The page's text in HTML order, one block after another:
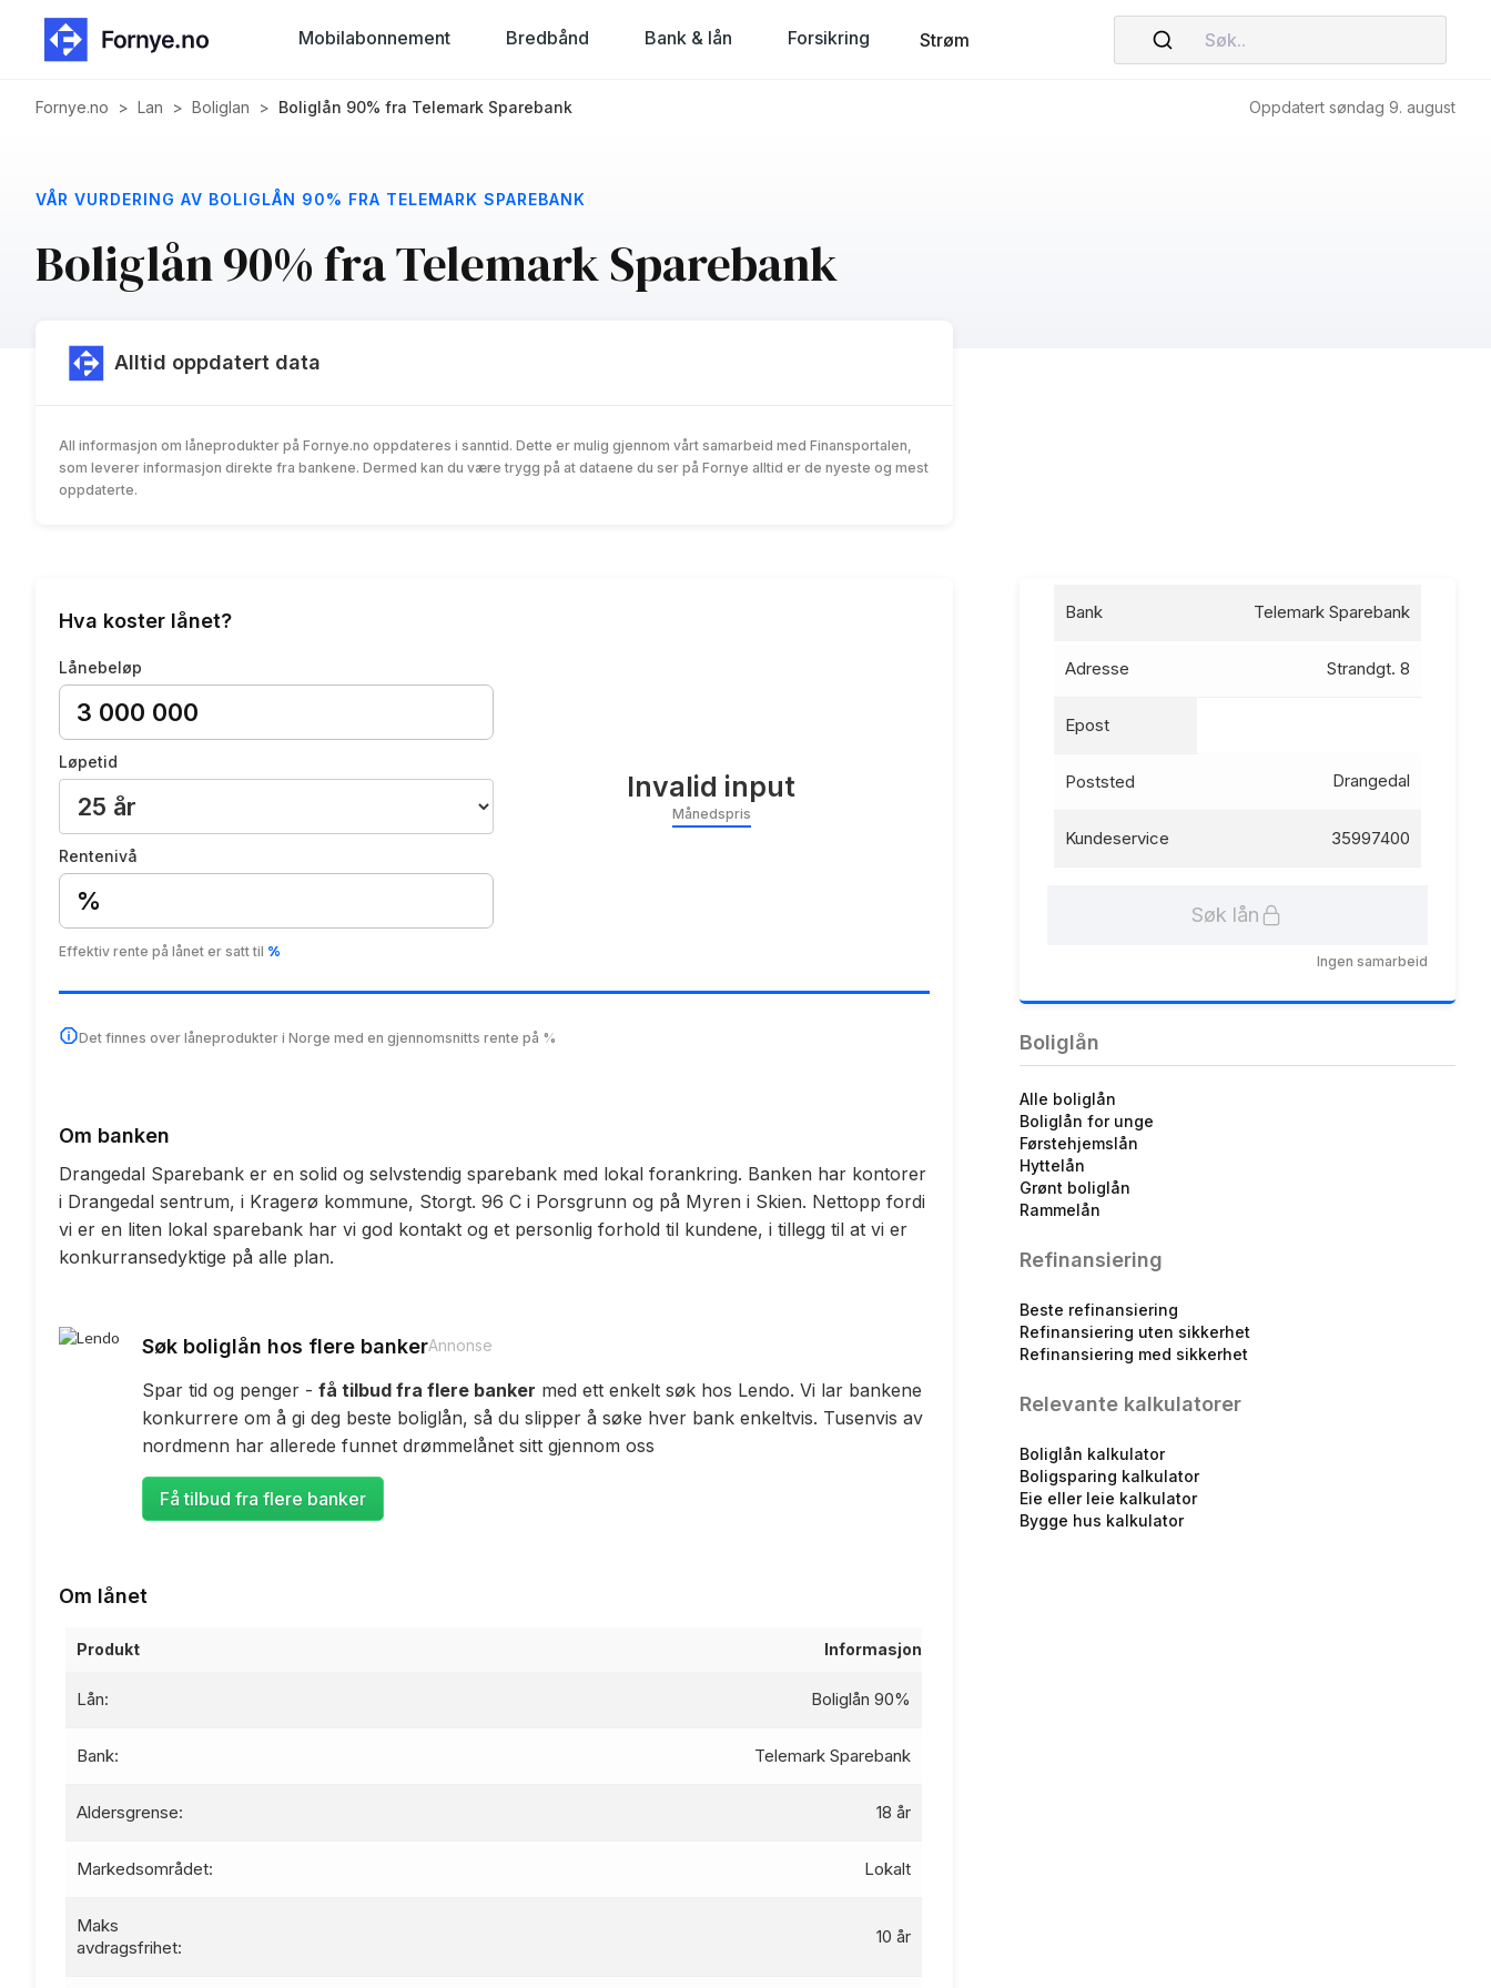
Mobilabonnement Bredbånd Bank & lån Forsikring Strøm Søk..
Fornye.no > Lan > Boliglan > Boliglån 90% fra Telemark Sparebank Oppdatert søndag 9. august
VÅR VURDERING AV BOLIGLÅN 90% FRA TELEMARK SPAREBANK
Boliglån 90% fra Telemark Sparebank
Alltid oppdatert data
All informasjon om låneprodukter på Fornye.no oppdateres i sanntid. Dette er mulig gjennom vårt samarbeid med Finansportalen,
som leverer informasjon direkte fra bankene. Dermed kan du være trygg på at dataene du ser på Fornye alltid er de nyeste og mest
oppdaterte.
Hva koster lånet?
Lånebeløp
Løpetid
Rentenivå
%
Effektiv rente på lånet er satt til %
Invalid input
Månedspris
Det finnes over låneprodukter i Norge med en gjennomsnitts rente på %
Om banken
Drangedal Sparebank er en solid og selvstendig sparebank med lokal forankring. Banken har kontorer
i Drangedal sentrum, i Kragerø kommune, Storgt. 96 C i Porsgrunn og på Myren i Skien. Nettopp fordi
vi er en liten lokal sparebank har vi god kontakt og et personlig forhold til kundene, i tillegg til at vi er
konkurransedyktige på alle plan.
Søk boliglån hos flere bankerAnnonse
Spar tid og penger -få tilbud fra flere banker med ett enkelt søk hos Lendo. Vi lar bankene
konkurrere om å gi deg beste boliglån, så du slipper å søke hver bank enkeltvis. Tusenvis av
nordmenn har allerede funnet drømmelånet sitt gjennom oss
Få tilbud fra flere banker
Om lånet
Produkt Informasjon
Lån: Boliglån 90%
Bank: Telemark Sparebank
Aldersgrense: 18 år
Markedsområdet: Lokalt
Maks
avdragsfrihet:
10 år
Bank Telemark Sparebank
Adresse Strandgt. 8
Epost
Poststed Drangedal
Kundeservice 35997400
Søk lån
Ingen samarbeid
Boliglån
Alle boliglån
Boliglån for unge
Førstehjemslån
Hyttelån
Grønt boliglån
Rammelån
Refinansiering
Beste refinansiering
Refinansiering uten sikkerhet
Refinansiering med sikkerhet
Relevante kalkulatorer
Boliglån kalkulator
Boligsparing kalkulator
Eie eller leie kalkulator
Bygge hus kalkulator